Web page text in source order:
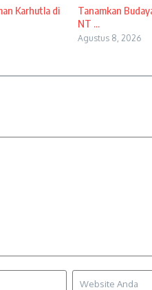
Karhutla di
Tanamkan
NT ...
Agustus 8, 2026